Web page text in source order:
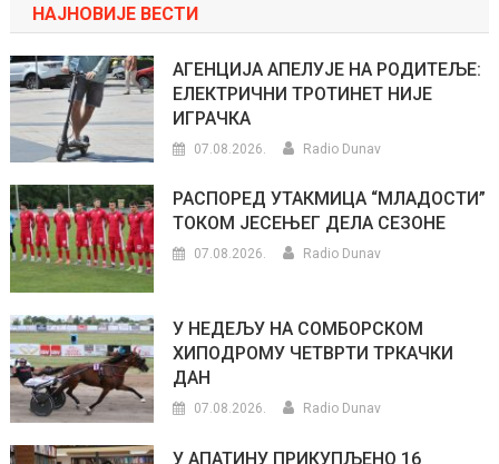
НАЈНОВИЈЕ ВЕСТИ
АГЕНЦИЈА АПЕЛУЈЕ НА РОДИТЕЉЕ:
ЕЛЕКТРИЧНИ ТРОТИНЕТ НИЈЕ
ИГРАЧКА
07.08.2026. Radio Dunav
РАСПОРЕД УТАКМИЦА “МЛАДОСТИ”
ТОКОМ ЈЕСЕЊЕГ ДЕЛА СЕЗОНЕ
07.08.2026. Radio Dunav
У НЕДЕЉУ НА СОМБОРСКОМ
ХИПОДРОМУ ЧЕТВРТИ ТРКАЧКИ
ДАН
07.08.2026. Radio Dunav
У АПАТИНУ ПРИКУПЉЕНО 16